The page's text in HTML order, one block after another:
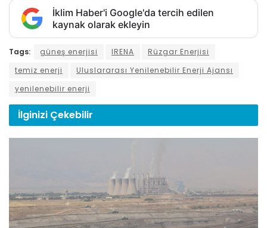
İklim Haber'i Google'da tercih edilen
kaynak olarak ekleyin
Tags: güneş enerjisi IRENA
Rüzgar Enerjisi
temiz enerji
Uluslararası Yenilenebilir Enerji Ajansı
yenilenebilir enerji
İlginizi Çekebilir